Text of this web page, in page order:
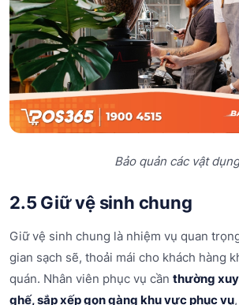
Bảo quản các vật dụng
2.5 Giữ vệ sinh chung
Giữ vệ sinh chung là nhiệm vụ quan
gian sạch sẽ, thoải mái cho khách hàng
quán. Nhân viên phục vụ cần thường
ghế, sắp xếp gọn gàng khu vực phục vụ